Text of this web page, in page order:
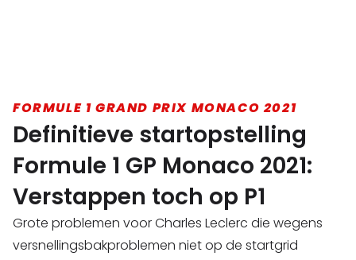
FORMULE 1 GRAND PRIX MONACO 2021
Definitieve startopstelling
Formule 1 GP Monaco 2021:
Verstappen toch op P1
Grote problemen voor Charles Leclerc die wegens
versnellingsbakproblemen niet op de startgrid